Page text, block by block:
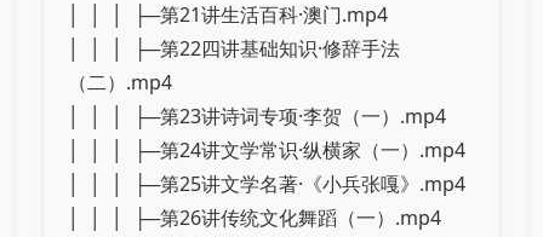
│ │ │ ├─第21讲生活百科·澳门.mp4
│ │ │ ├─第22四讲基础知识·修辞手法
（二）.mp4
│ │ │ ├─第23讲诗词专项·李贺（一）.mp4
│ │ │ ├─第24讲文学常识·纵横家（一）.mp4
│ │ │ ├─第25讲文学名著·《小兵张嘎》.mp4
│ │ │ ├─第26讲传统文化舞蹈（一）.mp4